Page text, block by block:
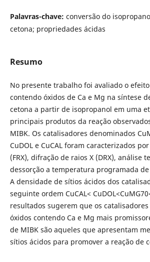
Palavras-chave: conversão do
cetona; propriedades ácidas
Resumo
No presente trabalho foi avaliado o
contendo óxidos de Ca e Mg na síntese
cetona a partir de isopropanol em uma
principais produtos da reação
MIBK. Os catalisadores denominados
CuDOL e CuCAL foram caracterizados
(FRX), difração de raios X (DRX), análise
dessorção a temperatura programada de
A densidade de sítios ácidos dos
seguinte ordem CuCAL<
resultados sugerem que os
óxidos contendo Ca e Mg mais
de MIBK são aqueles que apresentam
sítios ácidos para promover a reação de